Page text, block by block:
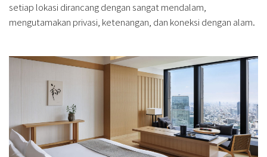
setiap lokasi dirancang dengan sangat mendalam,
mengutamakan privasi, ketenangan, dan koneksi dengan alam.